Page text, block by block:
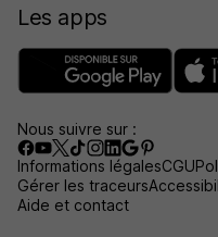
Les apps
Nous suivre sur :
Informations légalesCGU
Gérer les traceurs
Aide et contact